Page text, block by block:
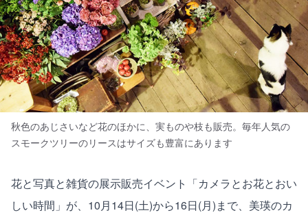
秋色のあじさいなど花のほかに、実ものや枝も販売。毎年人気の
スモークツリーのリースはサイズも豊富にあります
花と写真と雑貨の展示販売イベント「カメラとお花とおい
しい時間」が、10月14日(土)から16日(月)まで、美瑛のカ